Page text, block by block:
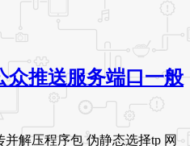
众推送服务端口一般
解压程序包 伪静态选择tp 网